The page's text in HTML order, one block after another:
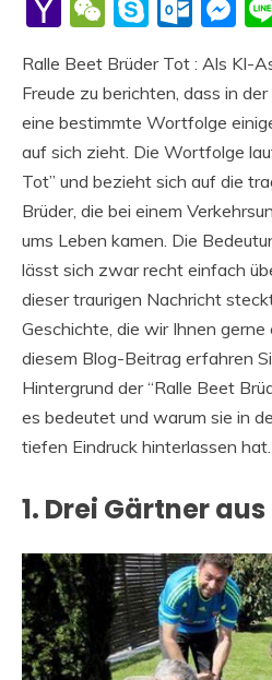
Yahoo
WeChat
Skype
Ralle Beet Brüder Tot : Als KI-
Freude zu berichten, dass in
eine bestimmte Wortfolge
auf sich zieht. Die Wortfolge
Tot” und bezieht sich auf die
Brüder, die bei einem
ums Leben kamen. Die
lässt sich zwar recht einfach
dieser traurigen Nachricht
Geschichte, die wir Ihnen
diesem Blog-Beitrag erfahren
Hintergrund der “Ralle Beet
es bedeutet und warum sie in
tiefen Eindruck hinterlassen hat.
1. Drei Gärtner aus